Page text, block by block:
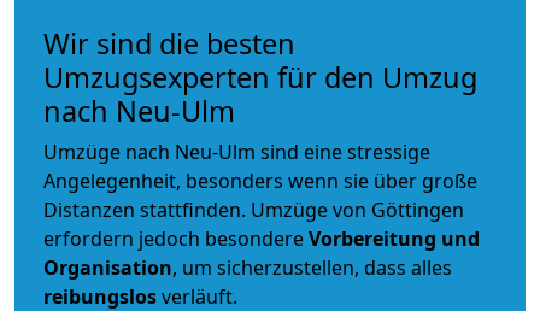
Wir sind die besten
Umzugsexperten für den Umzug
nach Neu-Ulm
Umzüge nach Neu-Ulm sind eine stressige
Angelegenheit, besonders wenn sie über große
Distanzen stattfinden. Umzüge von Göttingen
erfordern jedoch besondereVorbereitung und
Organisation, um sicherzustellen, dass alles
reibungslosverläuft.